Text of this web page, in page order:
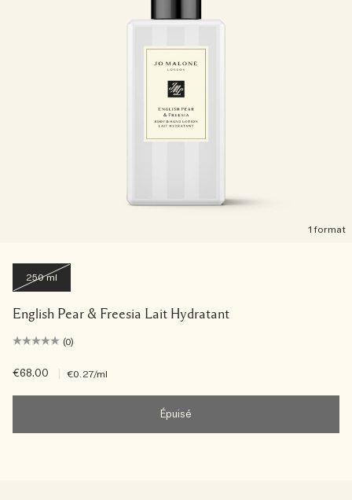
1 format
250 ml
English Pear & Freesia Lait Hydratant
(0)
€68.00 €0.27/ml
Épuisé